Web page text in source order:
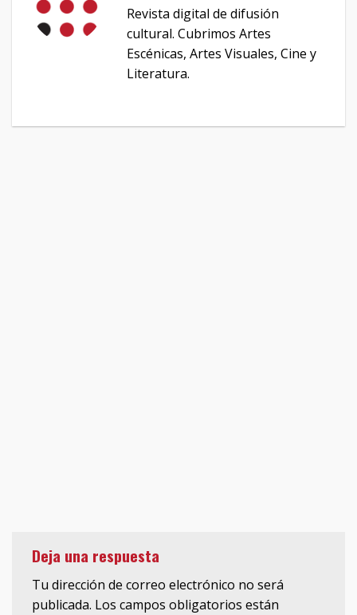
Revista digital de difusión
cultural. Cubrimos Artes
Escénicas, Artes Visuales, Cine y
Literatura.
Deja una respuesta
Tu dirección de correo electrónico no será
publicada. Los campos obligatorios están